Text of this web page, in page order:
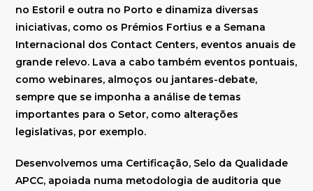
no Estoril e outra no Porto e dinamiza diversas
iniciativas, como os Prémios Fortius e a Semana
Internacional dos Contact Centers, eventos anuais de
grande relevo. Lava a cabo também eventos pontuais,
como webinares, almoços ou jantares-debate,
sempre que se imponha a análise de temas
importantes para o Setor, como alterações
legislativas, por exemplo.
Desenvolvemos uma Certificação, Selo da Qualidade
APCC, apoiada numa metodologia de auditoria que